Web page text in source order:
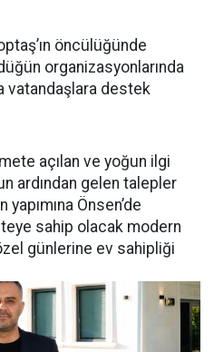
öncülüğünde
organizasyonlarında
vatandaşlara destek
açılan ve yoğun ilgi
ardından gelen talepler
Önsen’de
sahip olacak modern
günlerine ev sahipliği